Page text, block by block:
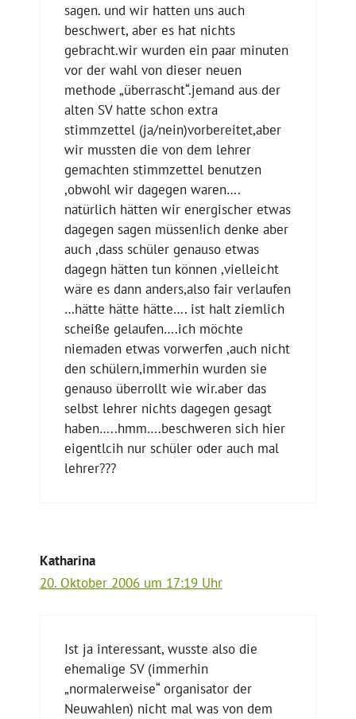
sagen. und wir hatten uns auch
beschwert, aber es hat nichts
gebracht.wir wurden ein paar minuten
vor der wahl von dieser neuen
methode „überrascht“.jemand aus der
alten SV hatte schon extra
stimmzettel (ja/nein)vorbereitet,aber
wir mussten die von dem lehrer
gemachten stimmzettel benutzen
,obwohl wir dagegen waren….
natürlich hätten wir energischer etwas
dagegen sagen müssen!ich denke aber
auch ,dass schüler genauso etwas
dagegn hätten tun können ,vielleicht
wäre es dann anders,also fair verlaufen
…hätte hätte hätte…. ist halt ziemlich
scheiße gelaufen….ich möchte
niemaden etwas vorwerfen ,auch nicht
den schülern,immerhin wurden sie
genauso überrollt wie wir.aber das
selbst lehrer nichts dagegen gesagt
haben…..hmm….beschweren sich hier
eigentlcih nur schüler oder auch mal
lehrer???
Katharina
20. Oktober 2006 um 17:19 Uhr
Ist ja interessant, wusste also die
ehemalige SV (immerhin
„normalerweise“ organisator der
Neuwahlen) nicht mal was von dem